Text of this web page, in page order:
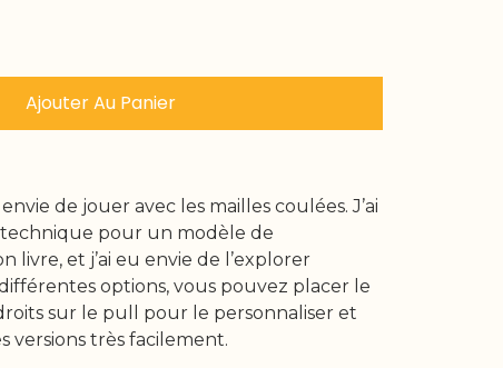
Ajouter Au Panier
de jouer avec les mailles coulées. J’ai
pour un modèle de
livre, et j’ai eu envie de l’explorer
options, vous pouvez placer le
sur le pull pour le personnaliser et
versions très facilement.